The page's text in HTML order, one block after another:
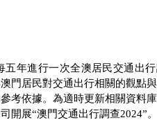
五年進行一次全澳居民交通出行
門居民對交通出行相關的觀點與
考依據。為適時更新相關資料
開展“澳門交通出行調查2024”。